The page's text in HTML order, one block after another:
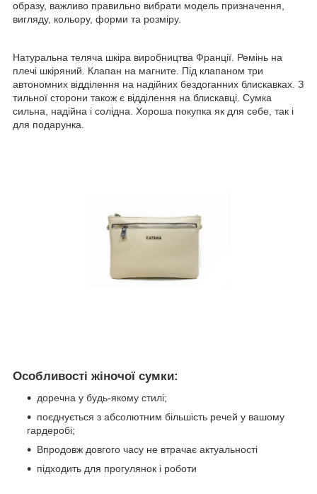
образу, важливо правильно вибрати модель призначення,
вигляду, кольору, форми та розміру.
Натуральна теляча шкіра виробництва Франції. Ремінь на
плечі шкіряний. Клапан на магните. Під клапаном три
автономних відділення на надійних бездоганних блискавках. З
тильної сторони також є відділення на блискавці. Сумка
сильна, надійна і солідна. Хороша покупка як для себе, так і
для подарунка.
Особливості жіночої сумки:
доречна у будь-якому стилі;
поєднується з абсолютним більшість речей у вашому
гардеробі;
Впродовж довгого часу не втрачає актуальності
підходить для прогулянок і роботи